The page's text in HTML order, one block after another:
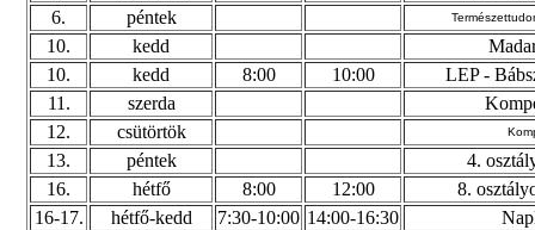
6.
péntek
10. kedd
10.
kedd 8:00 10:00
LEP -
11.
szerda
12.
csütörtök
13. péntek
4.
16.
hétfő 8:00 12:00
8.
16-17.
hétfő-kedd 7:30-10:00 14:00-16:30